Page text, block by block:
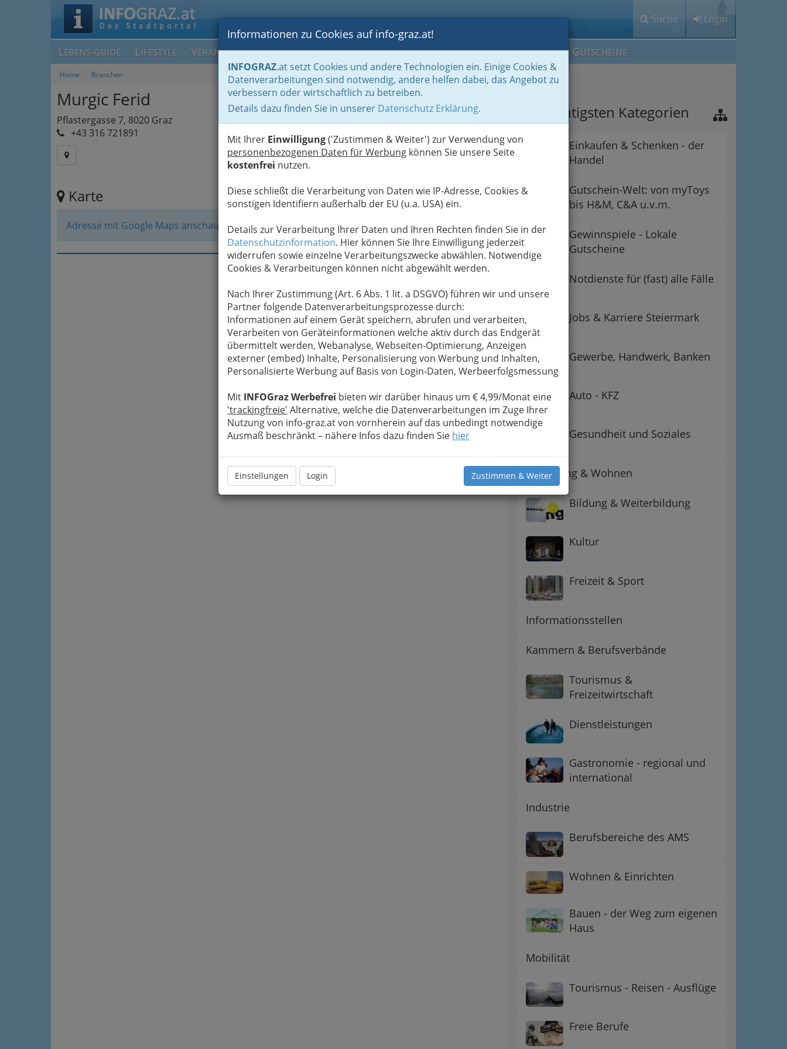
Suche Login
LEBENS-GUIDE LIFESTYLE VERANSTALTUNGEN BLOGS FOTOS GASTRONOMIE BRANCHEN MEIN IG GUTSCHEINE
Informationen zu Cookies auf info-graz.at!
INFOGRAZ.at setzt Cookies und andere Technologien ein. Einige Cookies &
Datenverarbeitungen sind notwendig, andere helfen dabei, das Angebot zu
verbessern oder wirtschaftlich zu betreiben.
Details dazu finden Sie in unserer Datenschutz Erklärung.
Mit Ihrer Einwilligung('Zustimmen & Weiter') zur Verwendung von
personenbezogenen Daten für Werbung können Sie unsere Seite
kostenfrei nutzen.
Diese schließt die Verarbeitung von Daten wie IP-Adresse, Cookies &
sonstigen Identifiern außerhalb der EU (u.a. USA) ein.
Details zur Verarbeitung Ihrer Daten und Ihren Rechten finden Sie in der
Datenschutzinformation. Hier können Sie Ihre Einwilligung jederzeit
widerrufen sowie einzelne Verarbeitungszwecke abwählen. Notwendige
Cookies & Verarbeitungen können nicht abgewählt werden.
Nach Ihrer Zustimmung (Art. 6 Abs. 1 lit. a DSGVO) führen wir und unsere
Partner folgende Datenverarbeitungsprozesse durch:
Informationen auf einem Gerät speichern, abrufen und verarbeiten,
Verarbeiten von Geräteinformationen welche aktiv durch das Endgerät
übermittelt werden, Webanalyse, Webseiten-Optimierung, Anzeigen
externer (embed) Inhalte, Personalisierung von Werbung und Inhalten,
Personalisierte Werbung auf Basis von Login-Daten, Werbeerfolgsmessung
Mit INFOGraz Werbefrei bieten wir darüber hinaus um € 4,99/Monat eine
'trackingfreie' Alternative, welche die Datenverarbeitungen im Zuge Ihrer
Nutzung von info-graz.at von vornherein auf das unbedingt notwendige
Ausmaß beschränkt – nähere Infos dazu finden Sie hier
Einstellungen Login Zustimmen & Weiter
Home Branchen
Navigation
Nach Oben
Murgic Ferid
Pflastergasse 7, 8020 Graz
+43 316 721891
Karte
Adresse mit Google Maps anschauen
Die wichtigsten Kategorien
Einkaufen & Schenken - der
Handel
Gutschein-Welt: von myToys
bis H&M, C&A u.v.m.
Gewinnspiele - Lokale
Gutscheine
Notdienste für (fast) alle Fälle
Jobs & Karriere Steiermark
Gewerbe, Handwerk, Banken
Auto - KFZ
Gesundheit und Soziales
Betreuung & Wohnen
Bildung & Weiterbildung
Kultur
Freizeit & Sport
Informationsstellen
Kammern & Berufsverbände
Tourismus &
Freizeitwirtschaft
Dienstleistungen
Gastronomie - regional und
international
Industrie
Berufsbereiche des AMS
Wohnen & Einrichten
Bauen - der Weg zum eigenen
Haus
Mobilität
Tourismus - Reisen - Ausflüge
Freie Berufe